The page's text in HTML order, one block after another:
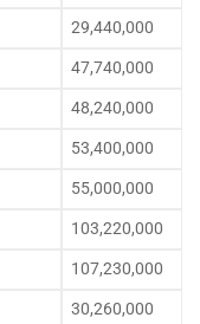
29,440,000
47,740,000
48,240,000
53,400,000
55,000,000
103,220,000
107,230,000
30,260,000